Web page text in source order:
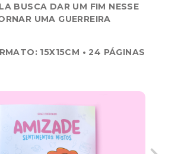
BUSCA DAR UM FIM NESSE
UMA GUERREIRA
15X15CM •24 PÁGINAS